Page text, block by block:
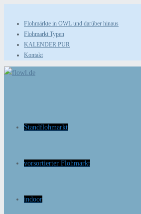
Inhalt
springen
Flohmärkte in OWL und darüber hinaus
Flohmarkt Typen
KALENDER PUR
Kontakt
Standflohmarkt
vorsortierter Flohmarkt
indoor